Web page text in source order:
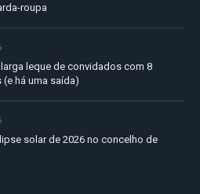
roupa
leque de convidados com 8
há uma saída)
solar de 2026 no concelho de